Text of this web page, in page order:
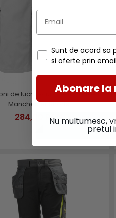
de lucru scurti Helly Hansen
Manchester Shorts
284,00 RON
Sunt de acord sa
si oferte prin
Abonare la
Nu multumesc,
pretul